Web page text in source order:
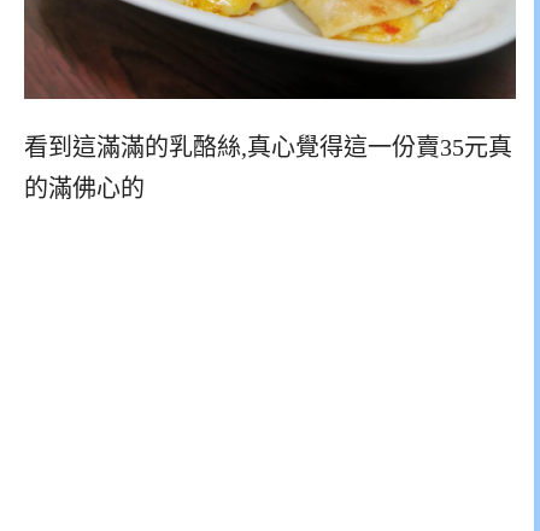
看到這滿滿的乳酪絲,真心覺得這一份賣35元真
的滿佛心的